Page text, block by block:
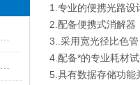
老师傅提示，您在使用总磷测定仪时一定要注意好以下事项
LJ12旋桨式流速仪在农田灌溉中的应用案例
1.专业的便携光路设
2.配备便携式消解器
3..采用宽光径比色
4.配备*的专业耗材
5.具有数据存储功能